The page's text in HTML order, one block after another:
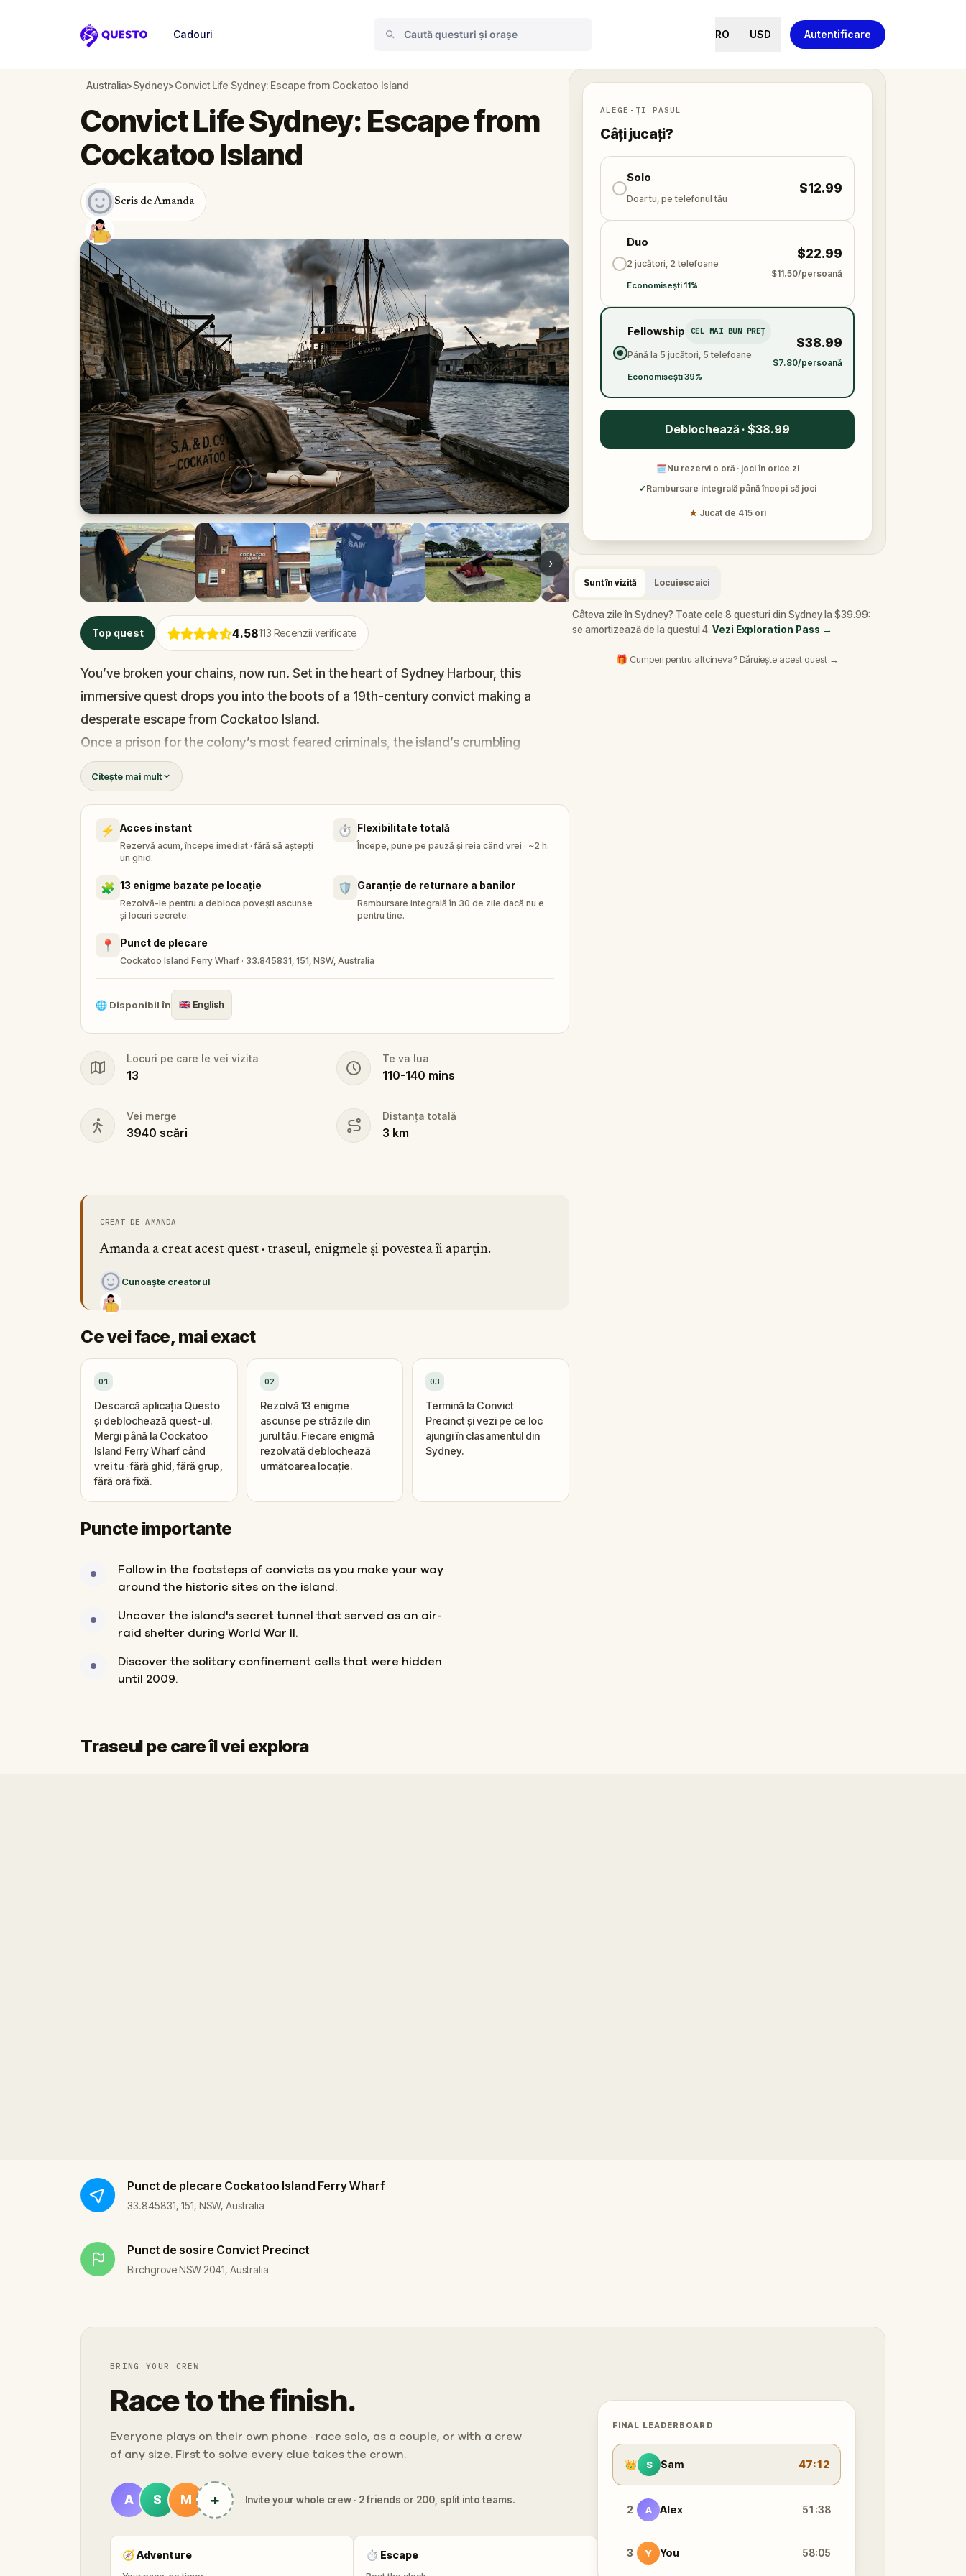
Questo
Cadouri RO USD Autentificare
Australia>Sydney>Convict Life Sydney: Escape from Cockatoo Island
›
Top quest 4.58113 Recenzii verificate
Convict Life Sydney: Escape from
Cockatoo Island
Scris de Amanda
You’ve broken your chains, now run. Set in the heart of Sydney Harbour, this
immersive quest drops you into the boots of a 19th-century convict making a
desperate escape from Cockatoo Island.
Once a prison for the colony’s most feared criminals, the island’s crumbling
tunnels, towering guard posts, and eerie work yards hold both danger and the clues
you need to break free. Solve puzzles, follow a trail of secrets, and walk through
real history with every step.
Whether you’re with friends or family, this is a journey of discovery, connection, and
adventure. Can you outsmart the guards and find your way back to freedom before
it’s too late?
Citește mai mult
⚡ Acces instant
Rezervă acum, începe imediat · fără să aștepți
un ghid.
⏱️ Flexibilitate totală
Începe, pune pe pauză și reia când vrei · ~2 h.
🧩 13 enigme bazate pe locație
Rezolvă-le pentru a debloca povești ascunse
și locuri secrete.
🛡️ Garanție de returnare a banilor
Rambursare integrală în 30 de zile dacă nu e
pentru tine.
📍 Punct de plecare
Cockatoo Island Ferry Wharf · 33.845831, 151, NSW, Australia
🌐 Disponibil în 🇬🇧 English
Locuri pe care le vei vizita
13
Te va lua
110-140 mins
Vei merge
3940 scări
Distanța totală
3 km
CREAT DE AMANDA
Amanda a creat acest quest · traseul, enigmele și povestea îi aparțin.
Cunoaște creatorul
Ce vei face, mai exact
01
Descarcă aplicația Questo
și deblochează quest-ul.
Mergi până la Cockatoo
Island Ferry Wharf când
vrei tu · fără ghid, fără grup,
fără oră fixă.
02
Rezolvă 13 enigme
ascunse pe străzile din
jurul tău. Fiecare enigmă
rezolvată deblochează
următoarea locație.
03
Termină la Convict
Precinct și vezi pe ce loc
ajungi în clasamentul din
Sydney.
Puncte importante
Follow in the footsteps of convicts as you make your way
around the historic sites on the island.
Uncover the island's secret tunnel that served as an air-
raid shelter during World War II.
Discover the solitary confinement cells that were hidden
until 2009.
ALEGE-ȚI PASUL
Câți jucați?
Solo
Doar tu, pe telefonul tău
$12.99
Duo
2 jucători, 2 telefoane
Economisești 11%
$22.99
$11.50/persoană
Fellowship CEL MAI BUN PREȚ
Până la 5 jucători, 5 telefoane
Economisești 39%
$38.99
$7.80/persoană
Deblochează · $38.99
🗓Nu rezervi o oră · joci în orice zi
✓Rambursare integrală până începi să joci
★ Jucat de 415 ori
Sunt în vizită Locuiesc aici
Câteva zile în Sydney? Toate cele 8 questuri din Sydney la $39.99:
se amortizează de la questul 4. Vezi Exploration Pass →
🎁 Cumperi pentru altcineva? Dăruiește acest quest →
Traseul pe care îl vei explora
Punct de plecare Cockatoo Island Ferry Wharf
33.845831, 151, NSW, Australia
Punct de sosire Convict Precinct
Birchgrove NSW 2041, Australia
BRING YOUR CREW
Race to the finish.
Everyone plays on their own phone · race solo, as a couple, or with a crew
of any size. First to solve every clue takes the crown.
A S M + Invite your whole crew · 2 friends or 200, split into teams.
🧭Adventure ⏱ Escape
FINAL LEADERBOARD
👑 S Sam 47:12
2 A Alex 51:38
3 Y You 58:05